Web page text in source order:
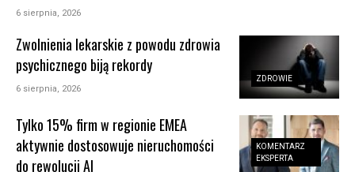
6 sierpnia, 2026
ZDROWIE
Zwolnienia lekarskie z powodu zdrowia
psychicznego biją rekordy
6 sierpnia, 2026
KOMENTARZ
EKSPERTA
Tylko 15% firm w regionie EMEA
aktywnie dostosowuje nieruchomości
do rewolucji AI